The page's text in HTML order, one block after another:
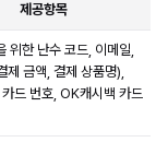
제공항목
위한 난수 코드, 이메일,
제 금액, 결제 상품명),
드 번호, OK캐시백 카드